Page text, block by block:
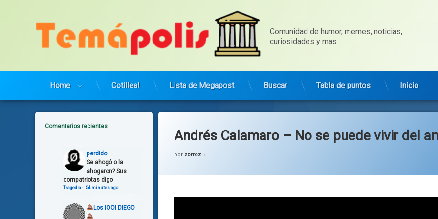
Comunidad de humor, memes, noticias,
curiosidades y mas
Home Cotillea! Lista de Megapost Buscar Tabla de puntos Inicio
Andrés Calamaro – No se puede vivir del
por zorroz
Comentarios recientes
perdido
Se ahogó o la
ahogaron? Sus
compatriotas digo
Tragedia· 54 minutes ago
Los IOOI DIEGO